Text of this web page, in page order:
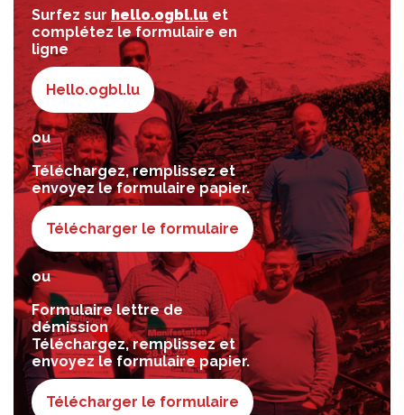
Surfez sur hello.ogbl.lu et
complétez le formulaire en
ligne
Hello.ogbl.lu
ou
Téléchargez, remplissez et
envoyez le formulaire papier.
Télécharger le formulaire
ou
Formulaire lettre de
démission
Téléchargez, remplissez et
envoyez le formulaire papier.
Télécharger le formulaire